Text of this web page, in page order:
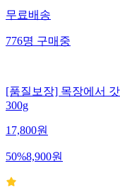
무료배송
776명구매중
[품질보장] 목장에서
300g
17,800원
50%8,900원